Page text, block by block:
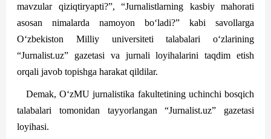
mavzular qiziqtiryapti?”, “Jurnalistlarning kasbiy mahorati
asosan nimalarda namoyon bo‘ladi?” kabi savollarga
O‘zbekiston Milliy universiteti talabalari o‘zlarining
“Jurnalist.uz” gazetasi va jurnali loyihalarini taqdim etish
orqali javob topishga harakat qildilar.
Demak, O‘zMU jurnalistika fakultetining uchinchi bosqich
talabalari tomonidan tayyorlangan “Jurnalist.uz” gazetasi
loyihasi.